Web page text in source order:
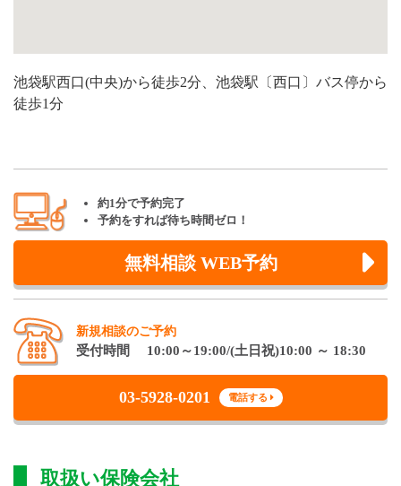
池袋駅西口(中央)から徒歩2分、池袋駅〔西口〕バス停から
徒歩1分
約1分で予約完了
予約をすれば待ち時間ゼロ！
無料相談 WEB予約
新規相談のご予約
受付時間 10:00～19:00/(土日祝)10:00 ～ 18:30
03-5928-0201 電話する
取扱い保険会社